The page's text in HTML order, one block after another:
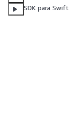
SDK para Swift